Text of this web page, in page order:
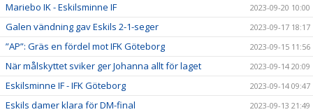
Mariebo IK - Eskilsminne IF 2023-09-20 10:00
Galen vändning gav Eskils 2-1-seger 2023-09-17 18:17
”AP”: Gräs en fördel mot IFK Göteborg 2023-09-15 11:56
När målskyttet sviker ger Johanna allt för laget 2023-09-14 20:09
Eskilsminne IF - IFK Göteborg 2023-09-14 09:47
Eskils damer klara för DM-final 2023-09-13 21:49